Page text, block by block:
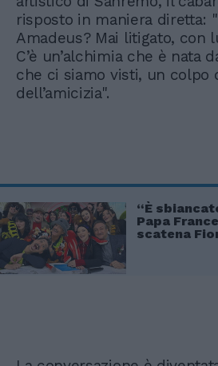
risposto in maniera diretta:
Amadeus? Mai litigato, con
C’è un’alchimia che è nata
che ci siamo visti, un colpo
dell’amicizia".
“È
Papa
scatena